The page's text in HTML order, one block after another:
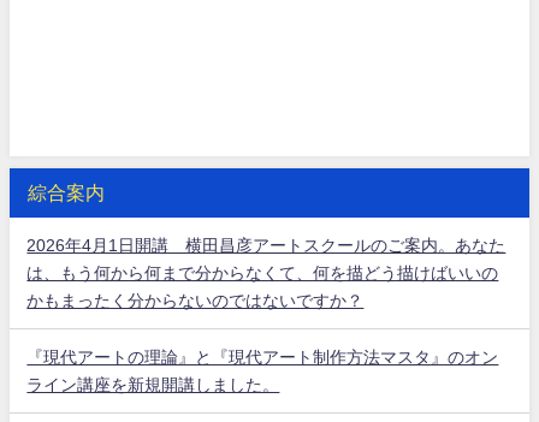
綜合案内
2026年4月1日開講 横田昌彦アートスクールのご案内。あなた
は、もう何から何まで分からなくて、何を描どう描けばいいの
かもまったく分からないのではないですか？
『現代アートの理論』と『現代アート制作方法マスタ』のオン
ライン講座を新規開講しました。